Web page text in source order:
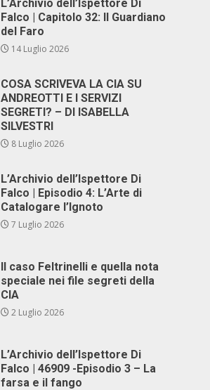
L’Archivio dell’Ispettore Di
Falco | Capitolo 32: Il Guardiano
del Faro
14 Luglio 2026
COSA SCRIVEVA LA CIA SU
ANDREOTTI E I SERVIZI
SEGRETI? – DI ISABELLA
SILVESTRI
8 Luglio 2026
L’Archivio dell’Ispettore Di
Falco | Episodio 4: L’Arte di
Catalogare l’Ignoto
7 Luglio 2026
Il caso Feltrinelli e quella nota
speciale nei file segreti della
CIA
2 Luglio 2026
L’Archivio dell’Ispettore Di
Falco | 46909 -Episodio 3 – La
farsa e il fango